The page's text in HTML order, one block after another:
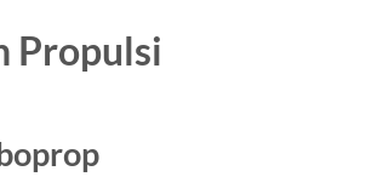
Propulsi